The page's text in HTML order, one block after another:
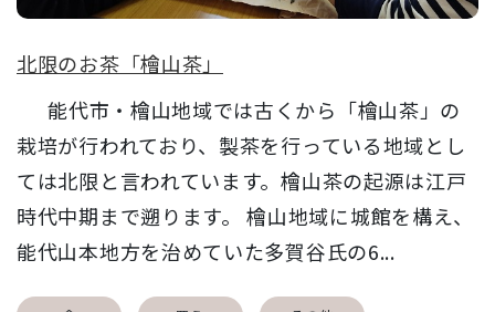
北限のお茶「檜山茶」
能代市・檜山地域では古くから「檜山茶」の
栽培が行われており、製茶を行っている地域とし
ては北限と言われています。檜山茶の起源は江戸
時代中期まで遡ります。 檜山地域に城館を構え、
能代山本地方を治めていた多賀谷氏の6...